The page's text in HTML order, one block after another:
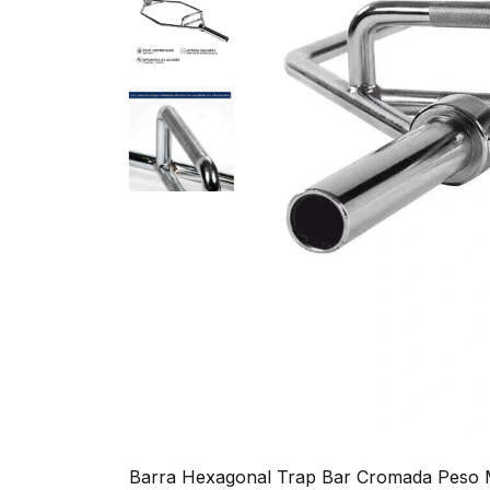
Barra Hexagonal Trap Bar Cromada Peso